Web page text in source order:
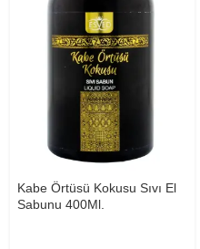
Kabe Örtüsü Kokusu Sıvı El
Sabunu 400Ml.